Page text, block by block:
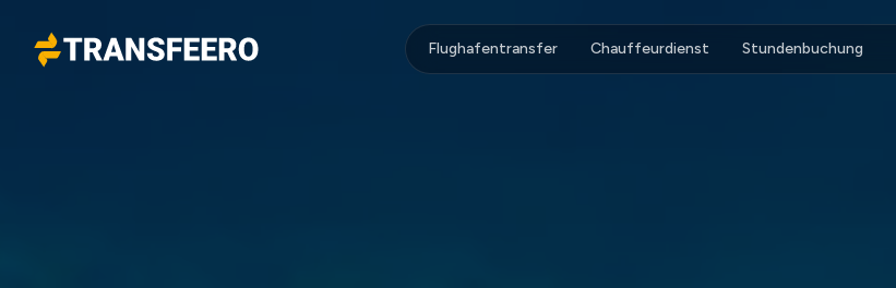
Transfeero
Flughafentransfer Chauffeurdienst Stundenbuchung